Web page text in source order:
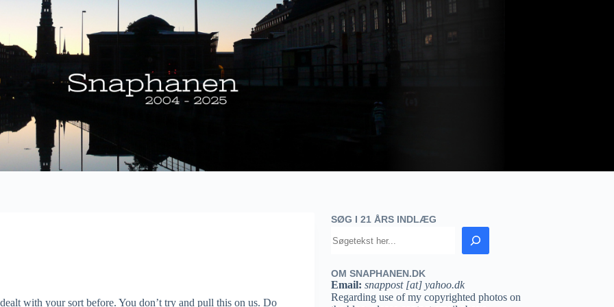
with your sort before. You don’t try and pull this on us. Do
SØG I 21 ÅRS INDLÆG
OM SNAPHANEN.DK
Email: snappost [at] yahoo.dk
Regarding use of my copyrighted photos on